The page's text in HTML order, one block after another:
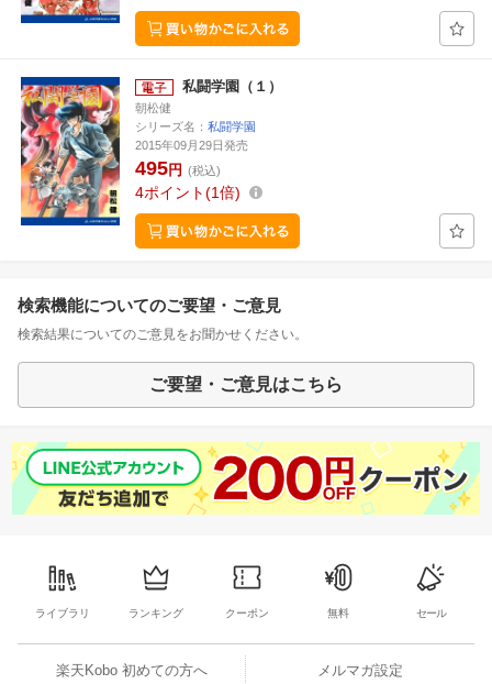
私闘学園（１）
朝松健
シリーズ名： 私闘学園
2015年09月29日発売
495円 (税込)
4ポイント 1倍
検索機能についてのご要望・ご意見
検索結果についてのご意見をお聞かせください。
ご要望・ご意見はこちら
ライブラリ ランキング クーポン 無料 セール
楽天Kobo 初めての方へ メルマガ設定